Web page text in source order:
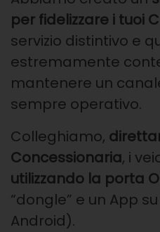
per fidelizzare i tuoi
servizio distintivo e
estremamente
mantenere un
sempre operativo.
Colleghiamo,
Concessionaria, i
utilizzando la porta
“dongle” e un App
Android).